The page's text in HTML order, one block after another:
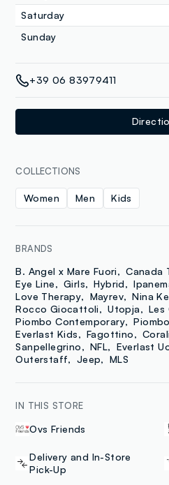
Saturday
Sunday
+39 06 83979411
COLLECTIONS
Women Men Kids
BRANDS
B. Angel x Mare Fuori Canada
Eye Line
Girls Hybrid
Love Therapy
Mayrev
Nina
Rocco Giocattoli
Utopja Les
Piombo Contemporary
Piombo
Everlast Kids
Fagottino
Sanpellegrino
NFL Everlast
Outerstaff
Jeep MLS
IN THIS STORE
Ovs Friends
Delivery and In-Store
Pick-Up